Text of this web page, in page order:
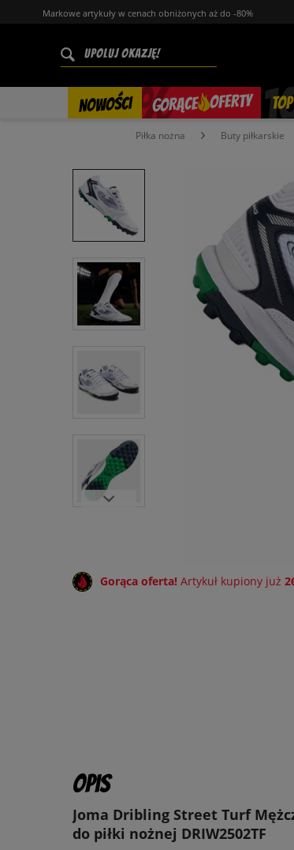
Markowe artykuły w cenach obniżonych aż do -80%
NOWOŚCI GORĄCE OFERTY
%
Piłka nożna Buty piłkarskie
Gorąca oferta! Artykuł kupiony już
Opis
Joma Dribling Street Turf
do piłki nożnej DRIW2502TF